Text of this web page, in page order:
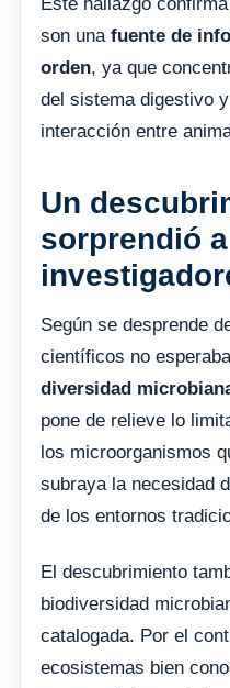
Este hallazgo
son una fuente de
orden, ya que
del sistema digestivo
interacción entre
Un
sorprendió
Según se desprende
científicos no
diversidad
pone de relieve lo
los microorganismos
subraya la necesidad
de los entornos
El descubrimiento
biodiversidad
catalogada. Por el
ecosistemas bien